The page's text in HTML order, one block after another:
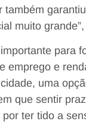
também
muito
para
emprego e
uma
que sentir
ter tido a